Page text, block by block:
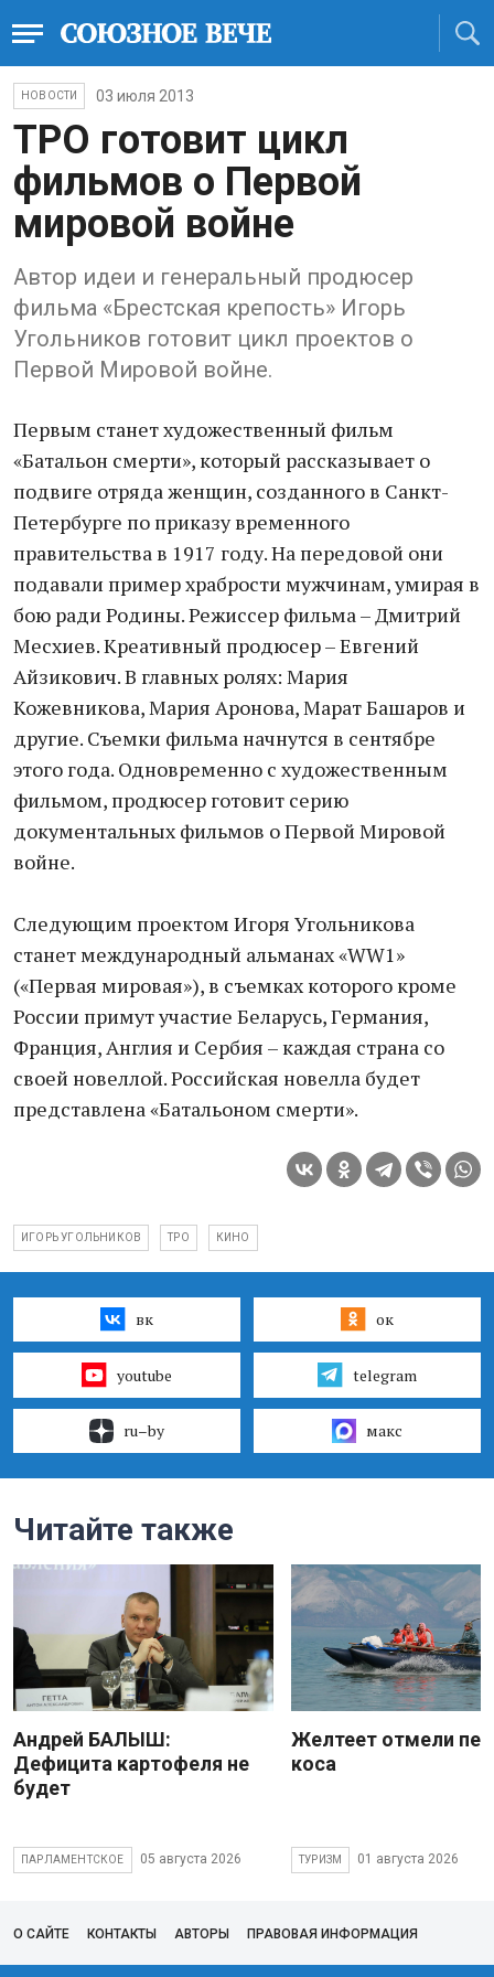
НОВОСТИ 03 июля 2013
ТРО готовит цикл
фильмов о Первой
мировой войне
Автор идеи и генеральный продюсер
фильма «Брестская крепость» Игорь
Угольников готовит цикл проектов о
Первой Мировой войне.
Первым станет художественный фильм
«Батальон смерти», который рассказывает о
подвиге отряда женщин, созданного в Санкт-
Петербурге по приказу временного
правительства в 1917 году. На передовой они
подавали пример храбрости мужчинам, умирая в
бою ради Родины. Режиссер фильма – Дмитрий
Месхиев. Креативный продюсер – Евгений
Айзикович. В главных ролях: Мария
Кожевникова, Мария Аронова, Марат Башаров и
другие. Съемки фильма начнутся в сентябре
этого года. Одновременно с художественным
фильмом, продюсер готовит серию
документальных фильмов о Первой Мировой
войне.
Следующим проектом Игоря Угольникова
станет международный альманах «WW1»
(«Первая мировая»), в съемках которого кроме
России примут участие Беларусь, Германия,
Франция, Англия и Сербия – каждая страна со
своей новеллой. Российская новелла будет
представлена «Батальоном смерти».
ИГОРЬ УГОЛЬНИКОВ ТРО КИНО
вк ок
youtube telegram
ru–by макс
Читайте также
Андрей БАЛЫШ:
Дефицита картофеля не
будет
ПАРЛАМЕНТСКОЕ 05 августа 2026
Желтеет отмели
коса
ТУРИЗМ 01 августа 2026
О САЙТЕ КОНТАКТЫ АВТОРЫ ПРАВОВАЯ ИНФОРМАЦИЯ